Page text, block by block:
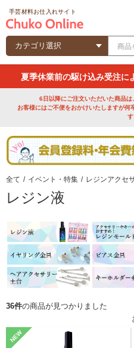
手芸材料お仕入れサイト
夏季休業前の駆け込み受注に
6日以降にご注文いただいた商品は
お客様にはご不便をおかけいたしますが何
す
全て / イベント・特集 / レジンアクセ
レジン液
36件の商品が見つかりました
NEW